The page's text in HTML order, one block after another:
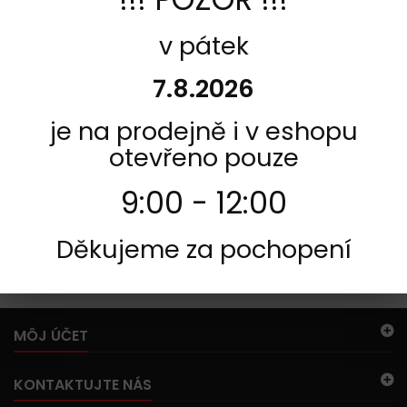
V tejto kategórii sa nenachádzajú žiadne produkty.
MÔJ ÚČET
KONTAKTUJTE NÁS
v pátek
7.8.2026
je na prodejně i v eshopu
otevřeno pouze
9:00 - 12:00
Děkujeme za pochopení